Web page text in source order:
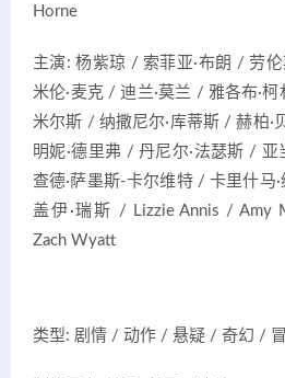
Horne
主演: 杨紫琼 / 索菲亚·布朗 / 劳
米伦·麦克 / 迪兰·莫兰 / 雅各布·
米尔斯 / 纳撒尼尔·库蒂斯 / 赫柏·
明妮·德里弗 / 丹尼尔·法瑟斯 / 亚
查德·萨墨斯-卡尔维特 / 卡里什马
盖伊·瑞斯 / Lizzie Annis / Amy
Zach Wyatt
类型: 剧情 / 动作 / 悬疑 / 奇幻 /